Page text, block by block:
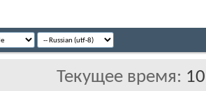
Текущее время: